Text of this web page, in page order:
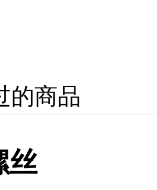
的商品
丝